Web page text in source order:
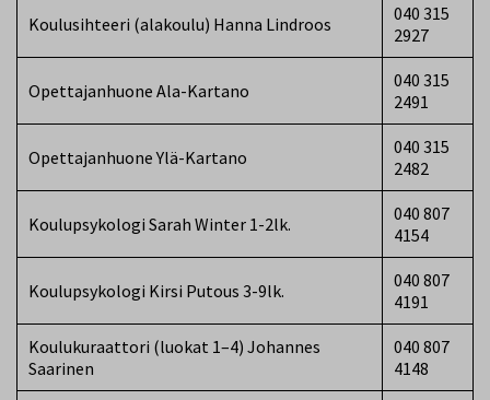
Koulusihteeri (alakoulu) Hanna Lindroos
040 315
2927
Opettajanhuone Ala-Kartano
040 315
2491
Opettajanhuone Ylä-Kartano
040 315
2482
Koulupsykologi Sarah Winter 1-2lk.
040 807
4154
Koulupsykologi Kirsi Putous 3-9lk.
040 807
4191
Koulukuraattori (luokat 1–4) Johannes
Saarinen
040 807
4148